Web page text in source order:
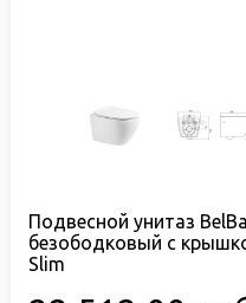
Подвесной унитаз
безободковый с
Slim